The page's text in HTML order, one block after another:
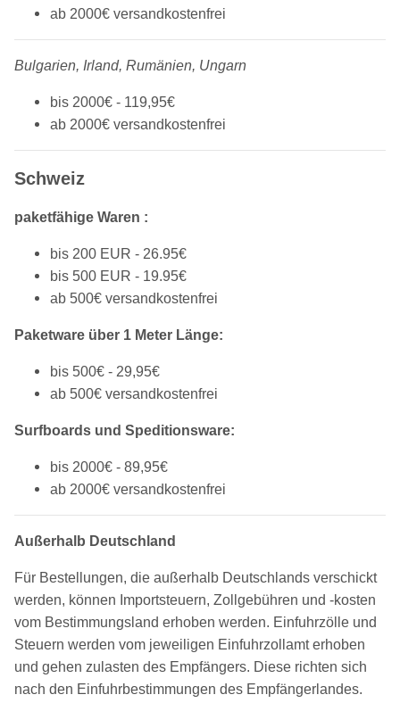
ab 2000€ versandkostenfrei
Bulgarien, Irland, Rumänien, Ungarn
bis 2000€ - 119,95€
ab 2000€ versandkostenfrei
Schweiz
paketfähige Waren :
bis 200 EUR - 26.95€
bis 500 EUR - 19.95€
ab 500€ versandkostenfrei
Paketware über 1 Meter Länge:
bis 500€ - 29,95€
ab 500€ versandkostenfrei
Surfboards und Speditionsware:
bis 2000€ - 89,95€
ab 2000€ versandkostenfrei
Außerhalb Deutschland
Für Bestellungen, die außerhalb Deutschlands verschickt
werden, können Importsteuern, Zollgebühren und -kosten
vom Bestimmungsland erhoben werden. Einfuhrzölle und
Steuern werden vom jeweiligen Einfuhrzollamt erhoben
und gehen zulasten des Empfängers. Diese richten sich
nach den Einfuhrbestimmungen des Empfängerlandes.